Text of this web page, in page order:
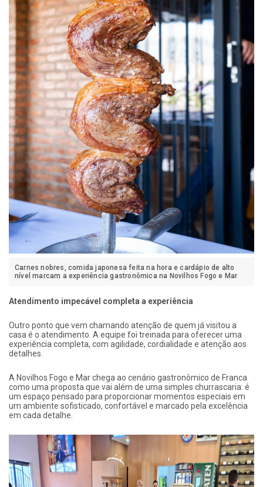
Carnes nobres, comida japonesa feita na hora e cardápio de alto
nível marcam a experiência gastronômica na Novilhos Fogo e Mar
Atendimento impecável completa a experiência
Outro ponto que vem chamando atenção de quem já visitou a
casa é o atendimento. A equipe foi treinada para oferecer uma
experiência completa, com agilidade, cordialidade e atenção aos
detalhes.
A Novilhos Fogo e Mar chega ao cenário gastronômico de Franca
como uma proposta que vai além de uma simples churrascaria: é
um espaço pensado para proporcionar momentos especiais em
um ambiente sofisticado, confortável e marcado pela excelência
em cada detalhe.